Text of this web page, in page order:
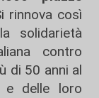
rinnova così
solidarietà
contro
di 50 anni al
e delle loro